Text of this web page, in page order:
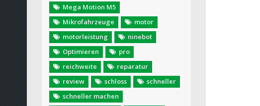
Mega Motion M5
Mikrofahrzeuge
motor
motorleistung
ninebot
Optimieren
pro
reichweite
reparatur
review
schloss
schneller
schneller machen